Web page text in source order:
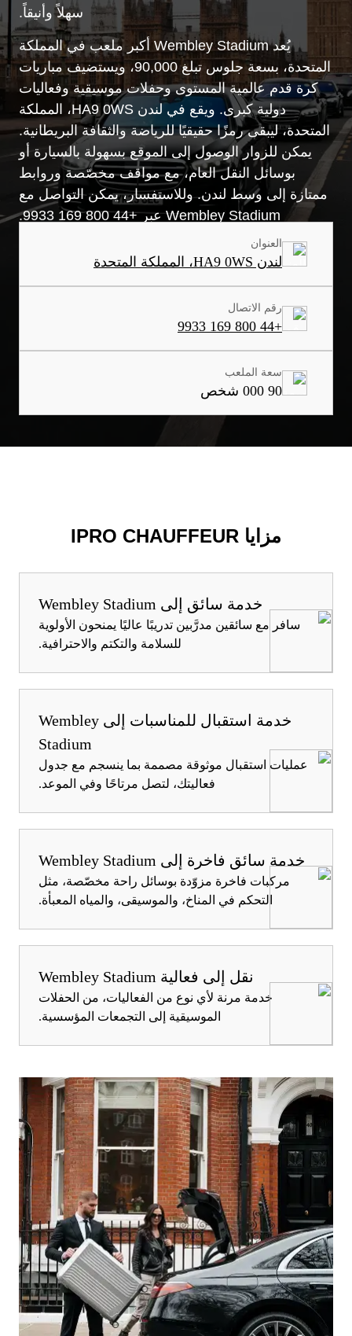
سهلاً وأنيقاً.
يُعد Wembley Stadium أكبر ملعب في المملكة
المتحدة، بسعة جلوس تبلغ 90,000، ويستضيف مباريات
كرة قدم عالمية المستوى وحفلات موسيقية وفعاليات
دولية كبرى. ويقع في لندن HA9 0WS، المملكة
المتحدة، ليبقى رمزًا حقيقيًا للرياضة والثقافة البريطانية.
يمكن للزوار الوصول إلى الموقع بسهولة بالسيارة أو
بوسائل النقل العام، مع مواقف مخصّصة وروابط
ممتازة إلى وسط لندن. وللاستفسار، يمكن التواصل مع
Wembley Stadium عبر +44 800 169 9933.
العنوان
لندن HA9 0WS، المملكة المتحدة
رقم الاتصال
+44 800 169 9933
سعة الملعب
90 000 شخص
مزايا IPRO CHAUFFEUR
خدمة سائق إلى Wembley Stadium
سافر مع سائقين مدرَّبين تدريبًا عاليًا يمنحون الأولوية
للسلامة والتكتم والاحترافية.
خدمة استقبال للمناسبات إلى Wembley
Stadium
عمليات استقبال موثوقة مصممة بما ينسجم مع جدول
فعاليتك، لتصل مرتاحًا وفي الموعد.
خدمة سائق فاخرة إلى Wembley Stadium
مركبات فاخرة مزوّدة بوسائل راحة مخصّصة، مثل
التحكم في المناخ، والموسيقى، والمياه المعبأة.
نقل إلى فعالية Wembley Stadium
خدمة مرنة لأي نوع من الفعاليات، من الحفلات
الموسيقية إلى التجمعات المؤسسية.